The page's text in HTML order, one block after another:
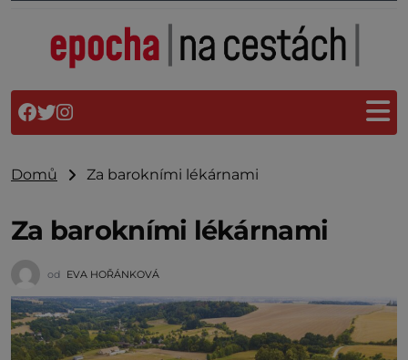
Domů Za barokními lékárnami
Za barokními lékárnami
od EVA HOŘÁNKOVÁ